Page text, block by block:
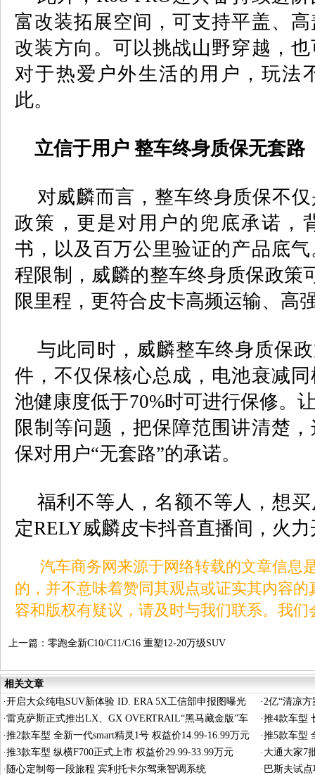
富改装拓展空间，可支持平盖、
改装方向。可以挑战山野穿越，
对于热爱户外生活的用户，玩法
此。
立信于用户 整车终身质保无套路
对威麟而言，整车终身质保不
政策，更是对用户的兜底承诺，
书，以及百万公里验证的产品底
程限制，威麟的整车终身质保政策
限里程，更符合皮卡高频运输、高
与此同时，威麟整车终身质保
件，不仅保核心总成，电池衰减
池健康度低于70%时可进行保修。
限制等问题，把保障范围讲清楚
保对用户“无套路”的承诺。
福利不等人，名额不等人，想买
定RELY威麟皮卡抖音直播间，火
汽车商务网来源于网络转载的文章信息
的，并不意味着赞同其观点或证实其内容
容和版权有疑议，请及时与我们联系。我
上一篇： 零跑全新C10/C11/C16 重塑12-20万级SUV
相关文章
·开启大众纯电SUV新体验 ID. ERA 5X工信部申报图曝光 ·2亿“清凉
·雷克萨斯正式推出LX、GX OVERTRAIL“黑马藏金版”车
型
·推4款车型
·推2款车型 全新一代smart精灵1号 权益价14.99-16.99万元 ·推5款车型
·推3款车型 纵横F700正式上市 权益价29.99-33.99万元 · 大通大家7
· 随心定制每一段旅程 宾利托卡尔驾乘智调系统 · 巴斯夫试